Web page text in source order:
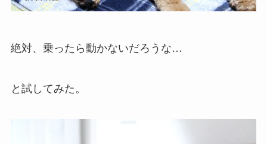
絶対、乗ったら動かないだろうな…
と試してみた。